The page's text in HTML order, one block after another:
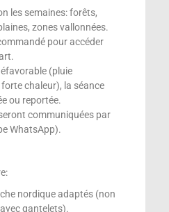
les semaines: forêts,
zones vallonnées.
pour accéder
(pluie
chaleur), la séance
ou reportée.
communiquées par
WhatsApp).
nordique adaptés (non
gantelets).